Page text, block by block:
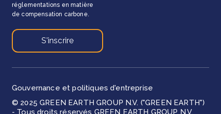
réglementations en matière
de compensation carbone.
S'inscrire
© 2025 GREEN EARTH GROUP N.V. ("GREEN EARTH")
Gouvernance et politiques d'entreprise